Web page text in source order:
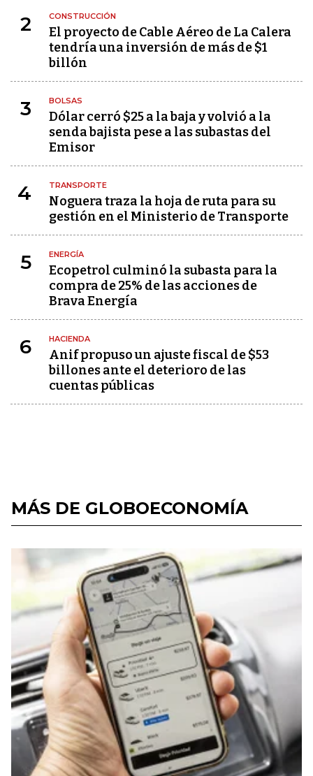
2 CONSTRUCCIÓN
El proyecto de Cable Aéreo de La Calera
tendría una inversión de más de $1
billón
3 BOLSAS
Dólar cerró $25 a la baja y volvió a la
senda bajista pese a las subastas del
Emisor
4 TRANSPORTE
Noguera traza la hoja de ruta para su
gestión en el Ministerio de Transporte
5 ENERGÍA
Ecopetrol culminó la subasta para la
compra de 25% de las acciones de
Brava Energía
6 HACIENDA
Anif propuso un ajuste fiscal de $53
billones ante el deterioro de las
cuentas públicas
MÁS DE GLOBOECONOMÍA